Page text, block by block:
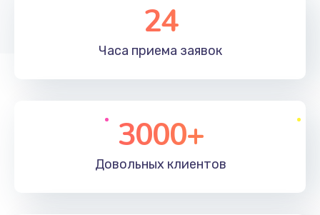
24
Часа приема заявок
3000+
Довольных клиентов